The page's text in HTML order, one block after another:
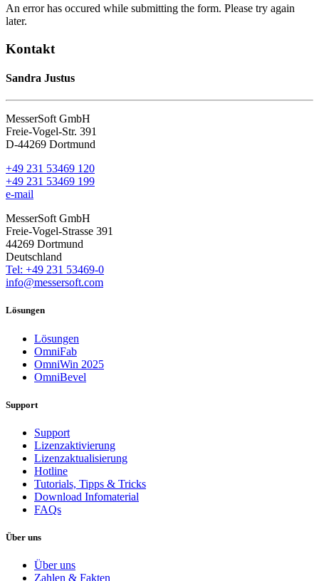
An error has occured while submitting the form. Please try again
later.
Kontakt
Sandra Justus
MesserSoft GmbH
Freie-Vogel-Str. 391
D-44269 Dortmund
+49 231 53469 120
+49 231 53469 199
e-mail
MesserSoft GmbH
Freie-Vogel-Strasse 391
44269 Dortmund
Deutschland
Tel: +49 231 53469-0
info@messersoft.com
Lösungen
Lösungen
OmniFab
OmniWin 2025
OmniBevel
Support
Support
Lizenzaktivierung
Lizenzaktualisierung
Hotline
Tutorials, Tipps & Tricks
Download Infomaterial
FAQs
Über uns
Über uns
Zahlen & Fakten